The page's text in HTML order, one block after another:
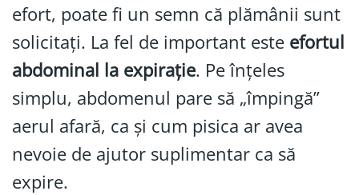
efort, poate fi un semn că plămânii sunt
solicitați. La fel de important este efortul
abdominal la expirație. Pe înțeles
simplu, abdomenul pare să „împingă”
aerul afară, ca și cum pisica ar avea
nevoie de ajutor suplimentar ca să
expire.